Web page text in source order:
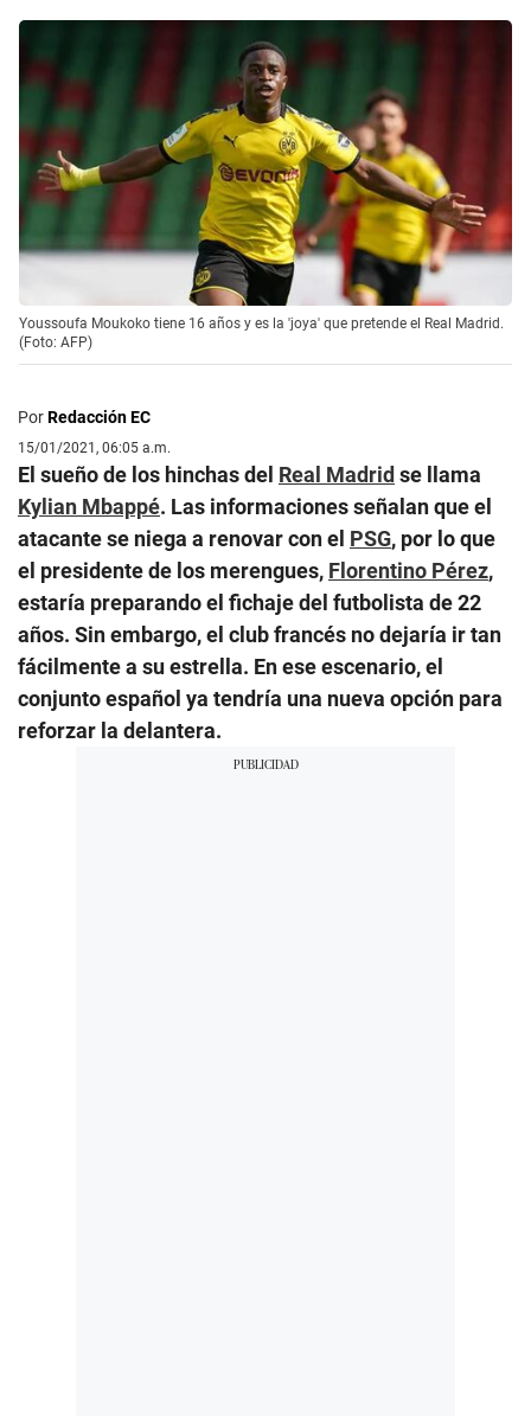
Youssoufa Moukoko tiene 16 años y es la 'joya' que pretende el Real Madrid.
(Foto: AFP)
PorRedacción EC
15/01/2021, 06:05 a.m.
El sueño de los hinchas del Real Madrid se llama
Kylian Mbappé. Las informaciones señalan que el
atacante se niega a renovar con el PSG, por lo que
el presidente de los merengues, Florentino Pérez,
estaría preparando el fichaje del futbolista de 22
años. Sin embargo, el club francés no dejaría ir tan
fácilmente a su estrella. En ese escenario, el
conjunto español ya tendría una nueva opción para
reforzar la delantera.